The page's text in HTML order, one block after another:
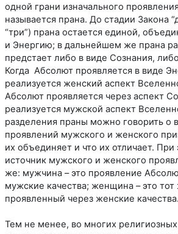
одной грани изначального
называется прана. До стадии Закона
“три”) прана остается единой,
и Энергию; в дальнейшем же прана
предстает либо в виде Сознания,
Когда Абсолют проявляется в виде
реализуется женский аспект
Абсолют проявляется через аспект
реализуется мужской аспект
разделения праны можно говорить о
проявлений мужского и женского
их объединяет и что их отличает. При
источник мужского и женского
же: мужчина – это проявление
мужские качества; женщина – это
проявленный через женские качества.
Тем не менее, во многих религиозных